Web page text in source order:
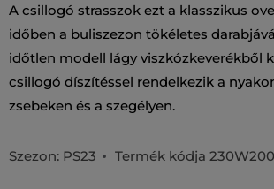
A csillogó strasszok ezt a klasszikus
időben a buliszezon tökéletes
időtlen modell lágy viszkózkeverékből
csillogó díszítéssel rendelkezik a
zsebeken és a szegélyen.
Szezon: PS23 Termék kódja